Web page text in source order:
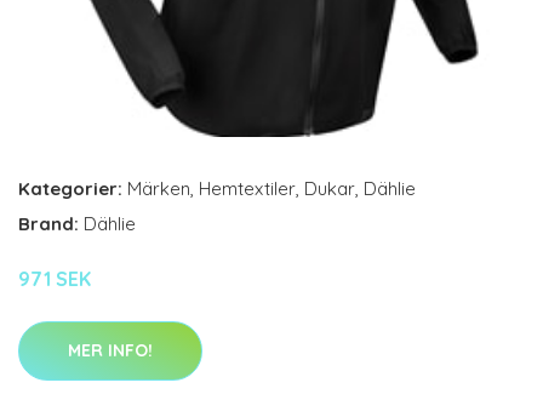
Kategorier: Märken, Hemtextiler, Dukar, Dählie
Brand: Dählie
971 SEK
MER INFO!